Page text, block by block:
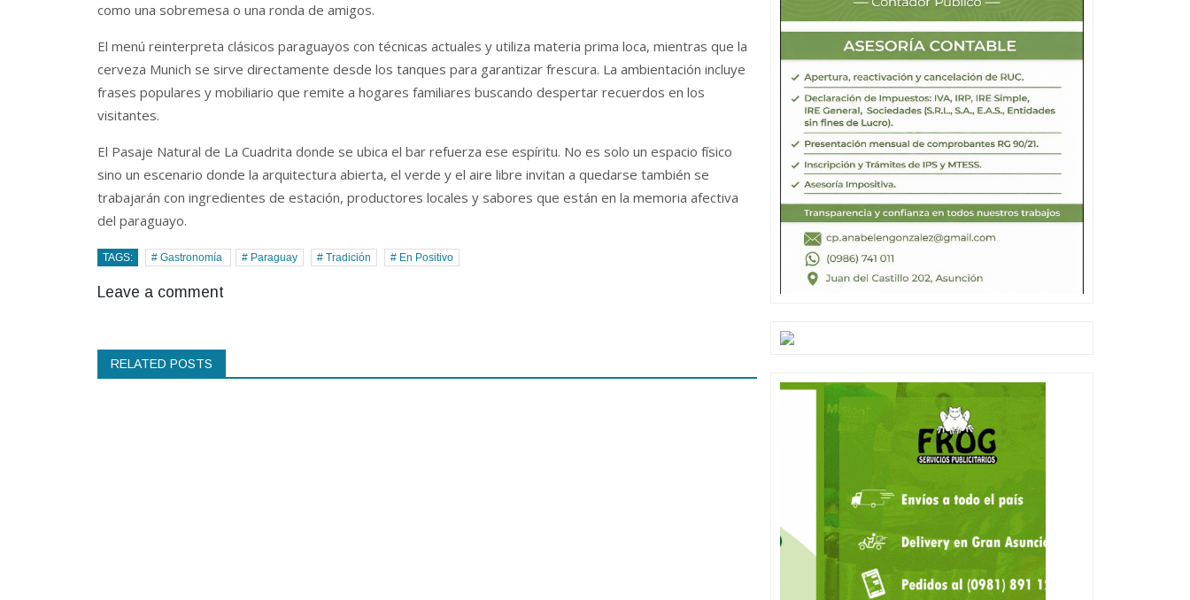
como una sobremesa o una ronda de amigos.
El menú reinterpreta clásicos paraguayos con técnicas actuales y utiliza materia prima loca, mientras que la
cerveza Munich se sirve directamente desde los tanques para garantizar frescura. La ambientación incluye
frases populares y mobiliario que remite a hogares familiares buscando despertar recuerdos en los
visitantes.
El Pasaje Natural de La Cuadrita donde se ubica el bar refuerza ese espíritu. No es solo un espacio físico
sino un escenario donde la arquitectura abierta, el verde y el aire libre invitan a quedarse también se
trabajarán con ingredientes de estación, productores locales y sabores que están en la memoria afectiva
del paraguayo.
TAGS: # Gastronomía # Paraguay # Tradición # En Positivo
Leave a comment
RELATED POSTS